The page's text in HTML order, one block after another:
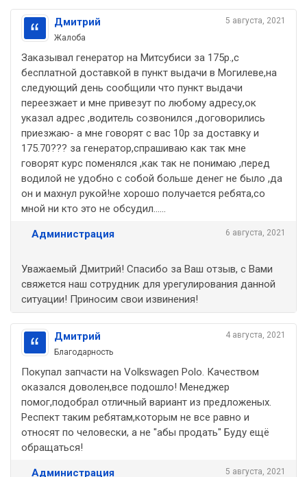
5 августа, 2021
Дмитрий
Жалоба
Заказывал генератор на Митсубиси за 175р.,с
бесплатной доставкой в пункт выдачи в Могилеве,на
следующий день сообщили что пункт выдачи
переезжает и мне привезут по любому адресу,ок
указал адрес ,водитель созвонился ,договорились
приезжаю- а мне говорят с вас 10р за доставку и
175.70??? за генератор,спрашиваю как так мне
говорят курс поменялся ,как так не понимаю ,перед
водилой не удобно с собой больше денег не было ,да
он и махнул рукой!не хорошо получается ребята,со
мной ни кто это не обсудил......
6 августа, 2021
Администрация
Уважаемый Дмитрий! Спасибо за Ваш отзыв, с Вами
свяжется наш сотрудник для урегулирования данной
ситуации! Приносим свои извинения!
4 августа, 2021
Дмитрий
Благодарность
Покупал запчасти на Volkswagen Polo. Качеством
оказался доволен,все подошло! Менеджер
помог,подобрал отличный вариант из предложеных.
Респект таким ребятам,которым не все равно и
относят по человески, а не "абы продать" Буду ещё
обращаться!
5 августа, 2021
Администрация